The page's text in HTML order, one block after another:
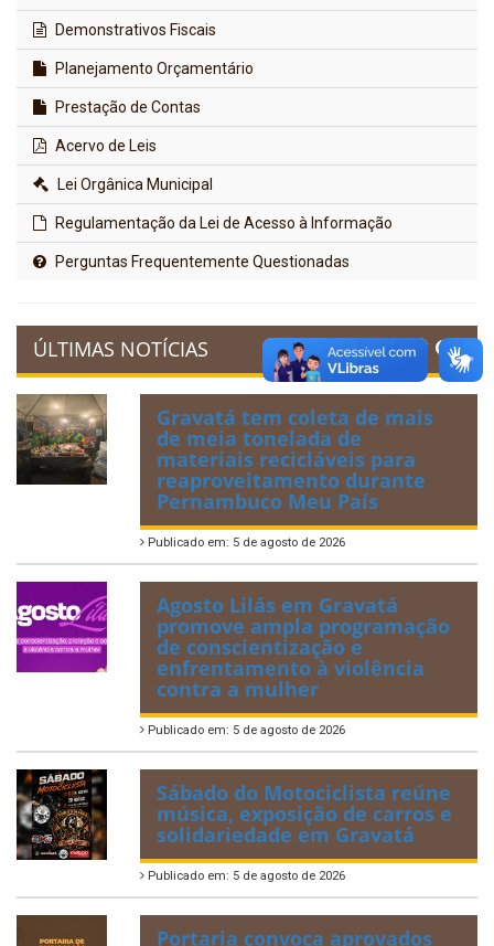
Demonstrativos Fiscais
Planejamento Orçamentário
Prestação de Contas
Acervo de Leis
Lei Orgânica Municipal
Regulamentação da Lei de Acesso à Informação
Perguntas Frequentemente Questionadas
ÚLTIMAS NOTÍCIAS
Gravatá tem coleta de mais
de meia tonelada de
materiais recicláveis para
reaproveitamento durante
Pernambuco Meu País
Publicado em: 5 de agosto de 2026
Agosto Lilás em Gravatá
promove ampla programação
de conscientização e
enfrentamento à violência
contra a mulher
Publicado em: 5 de agosto de 2026
Sábado do Motociclista reúne
música, exposição de carros e
solidariedade em Gravatá
Publicado em: 5 de agosto de 2026
Portaria convoca aprovados